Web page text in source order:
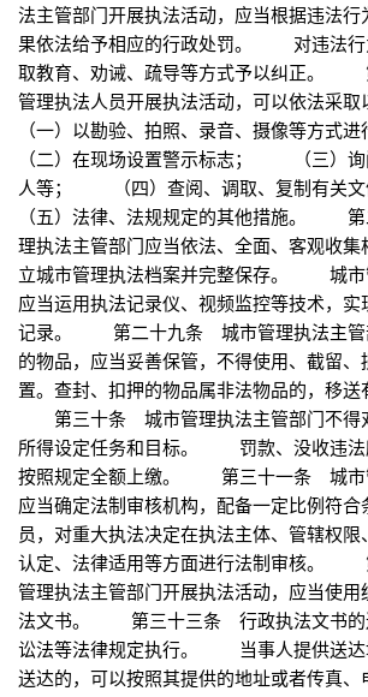
法主管部门开展执法活动，应当根据违法
果依法给予相应的行政处罚。 对违法行
取教育、劝诫、疏导等方式予以纠正。
管理执法人员开展执法活动，可以依法
（一）以勘验、拍照、录音、摄像等方
（二）在现场设置警示标志； （三）询
人等； （四）查阅、调取、复制有关
（五）法律、法规规定的其他措施。
理执法主管部门应当依法、全面、客观收
立城市管理执法档案并完整保存。 城市
应当运用执法记录仪、视频监控等技术，
记录。 第二十九条 城市管理执法主管
的物品，应当妥善保管，不得使用、截留、
置。查封、扣押的物品属非法物品的，移送
第三十条 城市管理执法主管部门不得
所得设定任务和目标。 罚款、没收违法
按照规定全额上缴。 第三十一条 城市
应当确定法制审核机构，配备一定比例符合
员，对重大执法决定在执法主体、管辖权
认定、法律适用等方面进行法制审核。
管理执法主管部门开展执法活动，应当使用
法文书。 第三十三条 行政执法文书的
讼法等法律规定执行。 当事人提供送达
送达的，可以按照其提供的地址或者传真、